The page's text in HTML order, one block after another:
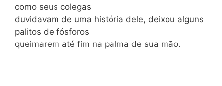
como seus colegas
duvidavam de uma história dele, deixou alguns
palitos de fósforos
queimarem até fim na palma de sua mão.